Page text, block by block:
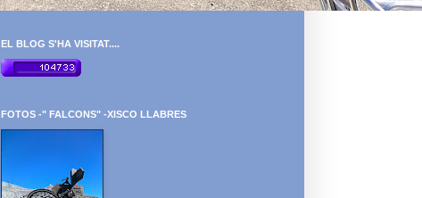
EL BLOG S'HA VISITAT....
FOTOS -" FALCONS" -XISCO LLABRES